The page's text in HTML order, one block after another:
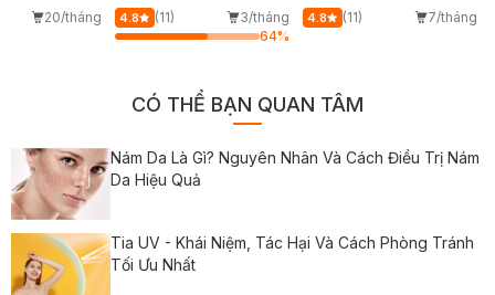
20/tháng
Da 110g
4.8 (11)
3/tháng
64%
Dịu Da 15ml
4.8 (11) 7/tháng
CÓ THỂ BẠN QUAN TÂM
Nám Da Là Gì? Nguyên Nhân Và Cách Điều Trị Nám
Da Hiệu Quả
Tia UV - Khái Niệm, Tác Hại Và Cách Phòng Tránh
Tối Ưu Nhất